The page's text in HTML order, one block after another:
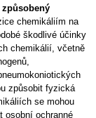
způsobený
chemikáliím na
škodlivé účinky
chemikálií, včetně
způsobit fyzická
se mohou
osobní ochranné